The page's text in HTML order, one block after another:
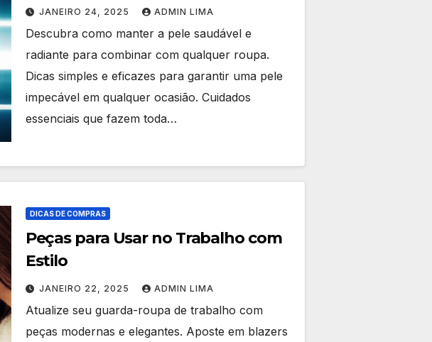
JANEIRO 24, 2025 ADMIN LIMA
Descubra como manter a pele saudável e
radiante para combinar com qualquer roupa.
Dicas simples e eficazes para garantir uma pele
impecável em qualquer ocasião. Cuidados
essenciais que fazem toda…
DICAS DE COMPRAS
Peças para Usar no Trabalho com
Estilo
JANEIRO 22, 2025 ADMIN LIMA
Atualize seu guarda-roupa de trabalho com
peças modernas e elegantes. Aposte em blazers